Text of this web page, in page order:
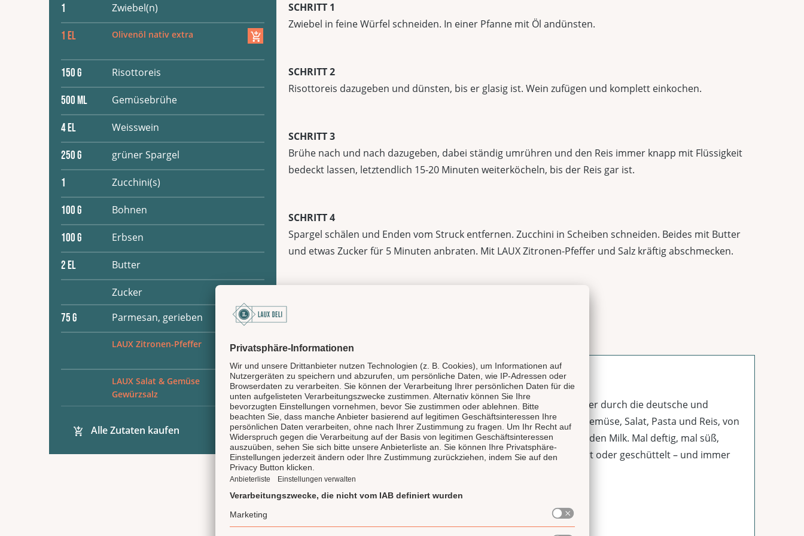
1 Zwiebel(n)
1 EL Olivenöl nativ extra
150G Risottoreis
500ML Gemüsebrühe
4EL Weisswein
250G grüner Spargel
1 Zucchini(s)
100G Bohnen
100G Erbsen
2EL Butter
Zucker
75G Parmesan, gerieben
LAUX Zitronen-Pfeffer
LAUX Salat & Gemüse
Gewürzsalz
Alle Zutaten kaufen
SCHRITT 1
Zwiebel in feine Würfel schneiden. In einer Pfanne mit Öl andünsten.
SCHRITT 2
Risottoreis dazugeben und dünsten, bis er glasig ist. Wein zufügen und komplett einkochen.
SCHRITT 3
Brühe nach und nach dazugeben, dabei ständig umrühren und den Reis immer knapp mit Flüssigkeit
bedeckt lassen, letztendlich 15-20 Minuten weiterköcheln, bis der Reis gar ist.
SCHRITT 4
Spargel schälen und Enden vom Struck entfernen. Zucchini in Scheiben schneiden. Beides mit Butter
und etwas Zucker für 5 Minuten anbraten. Mit LAUX Zitronen-Pfeffer und Salz kräftig abschmecken.
LAUX DELI TEAM
Wir zeigen dir unsere Lieblingsrezepte quer durch die deutsche und
internationale Küche, mit Fisch, Fleisch, Gemüse, Salat, Pasta und Reis, von
Veggie bis Vegan und von Cocktail bis Golden Milk. Mal deftig, mal süß,
gekocht, gebacken oder gebraten, gerührt oder geschüttelt – und immer